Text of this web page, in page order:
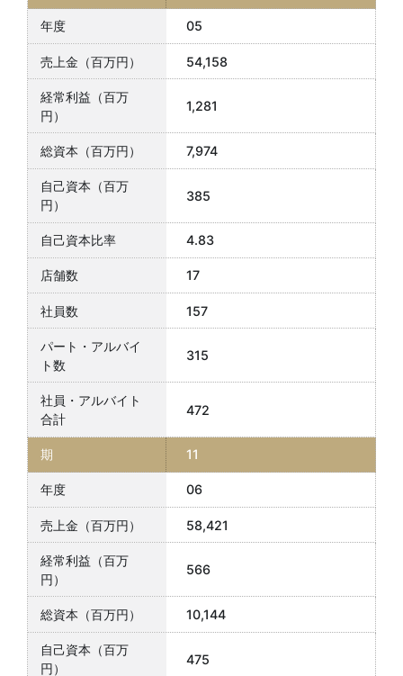
05
54,158
1,281
7,974
385
4.83
17
157
315
472
11
06
58,421
566
10,144
475